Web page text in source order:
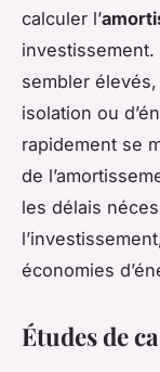
calculer l’
sembler élevés,
isolation ou
rapidement se
de
les délais
économies
Études de